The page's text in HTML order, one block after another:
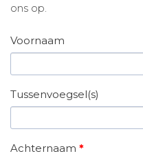
ons op.
Voornaam
Tussenvoegsel(s)
Achternaam *